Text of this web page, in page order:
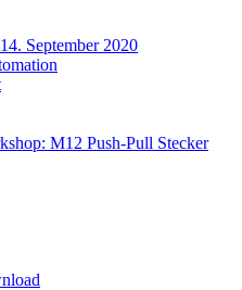
September 2020
M12 Push-Pull Stecker